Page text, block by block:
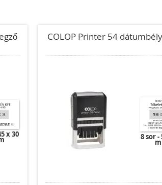
x 30
COLOP Printer 54
8 sor